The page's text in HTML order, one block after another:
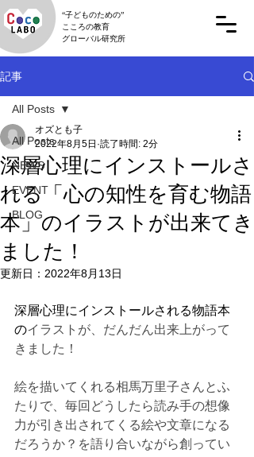
“子どものための”
こころの教育
グローバル研究所
記事
All Posts
NEWS
EVENT
BLOG
All Posts
深層心理にインストールさ
れる「心の知性を育む物語
本」のイラストが出来てき
ました！
オズとも子
2022年8月5日 読了時間: 2分
更新日： 2022年8月13日
深層心理にインストールされる物語本
のイラストが、だんだん出来上がって
きました！
絵を描いてくれる相馬万里子さんとふ
たりで、毎回どうしたら読み手の想像
力が引き出されてくる絵や文章になる
だろうか？を語り合いながら創ってい